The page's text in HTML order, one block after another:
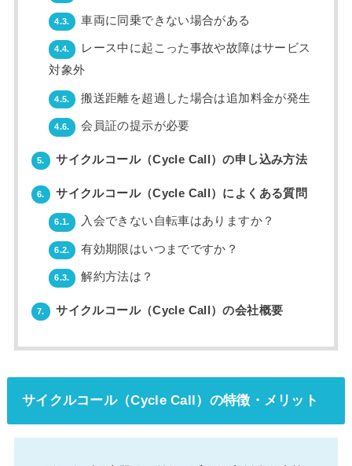
4.3. 車両に同乗できない場合がある
4.4.
レース中に起こった事故や故障はサービス
対象外
4.5. 搬送距離を超過した場合は追加料金が発生
4.6. 会員証の提示が必要
5. サイクルコール（Cycle Call）の申し込み方法
6. サイクルコール（Cycle Call）によくある質問
6.1. 入会できない自転車はありますか？
6.2. 有効期限はいつまでですか？
6.3. 解約方法は？
7. サイクルコール（Cycle Call）の会社概要
サイクルコール（Cycle Call）の特徴・メリット